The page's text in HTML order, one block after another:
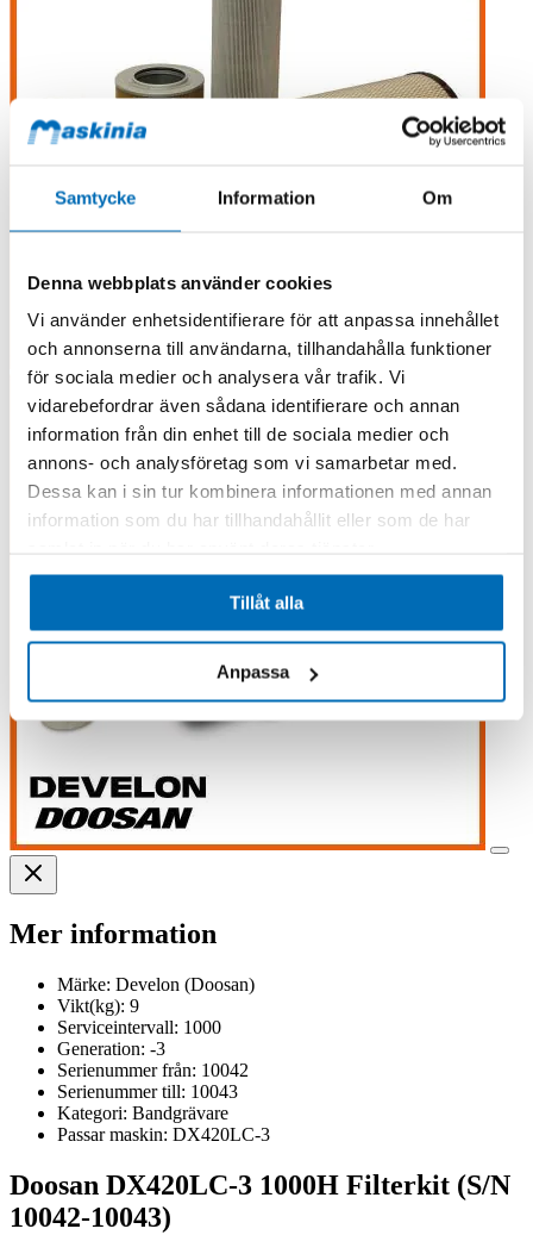
Samtycke Information Om
Denna webbplats använder cookies
Vi använder enhetsidentifierare för att anpassa innehållet
och annonserna till användarna, tillhandahålla funktioner
för sociala medier och analysera vår trafik. Vi
vidarebefordrar även sådana identifierare och annan
information från din enhet till de sociala medier och
annons- och analysföretag som vi samarbetar med.
Dessa kan i sin tur kombinera informationen med annan
information som du har tillhandahållit eller som de har
Tillåt alla
Anpassa
Mer information
Märke: Develon (Doosan)
Vikt(kg): 9
Serviceintervall: 1000
Generation: -3
Serienummer från: 10042
Serienummer till: 10043
Kategori: Bandgrävare
Passar maskin: DX420LC-3
Doosan DX420LC-3 1000H Filterkit (S/N
10042-10043)